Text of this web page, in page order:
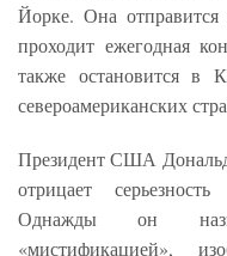
Йорке. Она
проходит ежегодная
также остановится в
североамериканских
Президент США Дональд
отрицает
Однажды он
«мистификацией»,